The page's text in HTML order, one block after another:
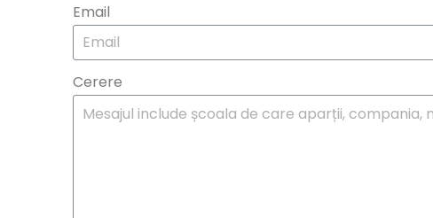
Email
Cerere